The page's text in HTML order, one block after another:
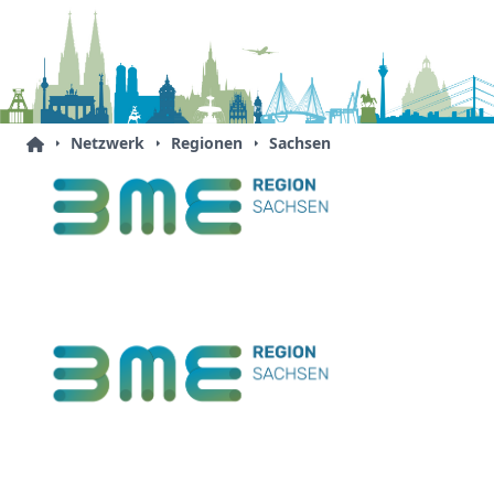
Netzwerk Regionen Sachsen